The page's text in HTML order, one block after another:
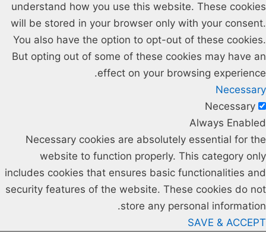
understand how you use this website. These cookies
will be stored in your browser only with your consent.
You also have the option to opt-out of these cookies.
But opting out of some of these cookies may have an
effect on your browsing experience.
Necessary
Necessary
Always Enabled
Necessary cookies are absolutely essential for the
website to function properly. This category only
includes cookies that ensures basic functionalities and
security features of the website. These cookies do not
store any personal information.
SAVE & ACCEPT